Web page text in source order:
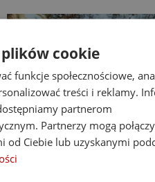
cookie
funkcje społecznościowe,
treści i reklamy.
partnerom
Partnerzy mogą
Ciebie lub uzyskanymi